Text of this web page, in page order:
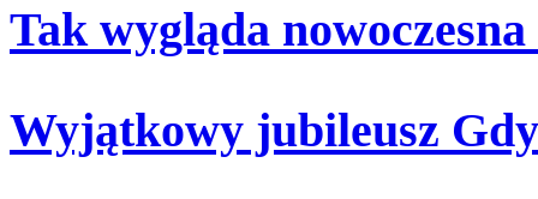
Tak wygląda
Wyjątkowy jubileusz